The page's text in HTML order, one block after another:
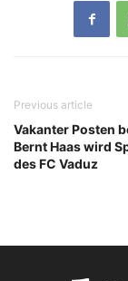
Previous article
Vakanter Posten
Bernt Haas wird
des FC Vaduz